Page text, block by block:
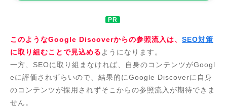
このようなGoogle Discoverからの参照流入は、 SEO対策
に取り組むことで見込める ようになります。
一方、SEOに取り組まなければ、自身のコンテンツがGoogl
eに評価されずらいので、結果的にGoogle Discoverに自身
のコンテンツが採用されずそこからの参照流入が期待できま
せん。